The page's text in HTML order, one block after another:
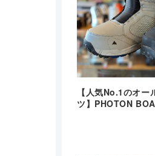
【人気No.1のオー
ツ】PHOTON